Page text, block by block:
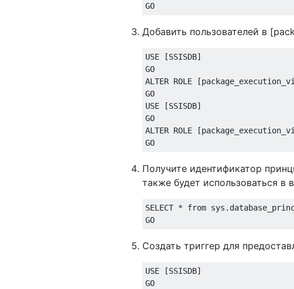
GO
Добавить пользователей в
USE [SSISDB]
ALTER ROLE [
USE
[SSISDB]
ALTER ROLE [
GO
Получите идентификатор
также будет использоваться в
SELECT * from sys .
GO
Создать триггер для
USE [SSISDB]